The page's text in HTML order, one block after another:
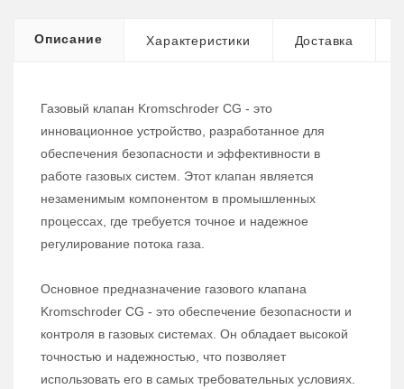
Описание Характеристики Доставка
Газовый клапан Kromschroder CG - это
инновационное устройство, разработанное для
обеспечения безопасности и эффективности в
работе газовых систем. Этот клапан является
незаменимым компонентом в промышленных
процессах, где требуется точное и надежное
регулирование потока газа.
Основное предназначение газового клапана
Kromschroder CG - это обеспечение безопасности и
контроля в газовых системах. Он обладает высокой
точностью и надежностью, что позволяет
использовать его в самых требовательных условиях.